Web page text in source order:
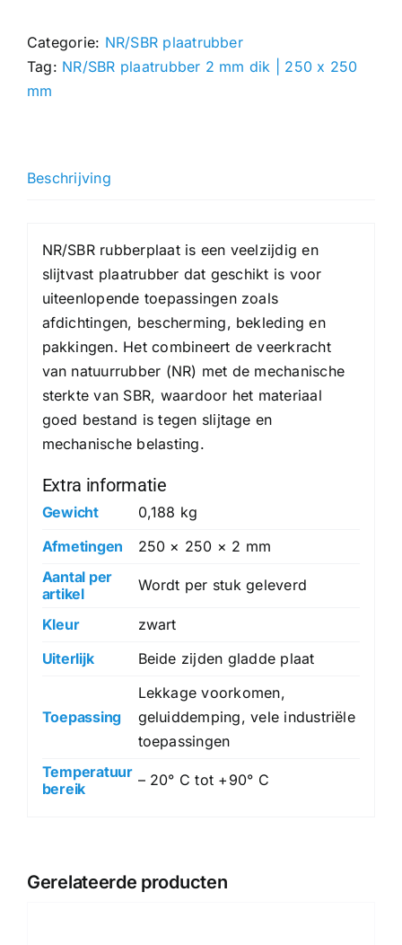
250
x
Categorie: NR/SBR plaatrubber
Tag: NR/SBR plaatrubber 2 mm dik | 250 x 250
mm
Beschrijving
NR/SBR rubberplaat is een veelzijdig en
slijtvast plaatrubber dat geschikt is voor
uiteenlopende toepassingen zoals
afdichtingen, bescherming, bekleding en
pakkingen. Het combineert de veerkracht
van natuurrubber (NR) met de mechanische
sterkte van SBR, waardoor het materiaal
goed bestand is tegen slijtage en
mechanische belasting.
Extra informatie
Gewicht
0,188 kg
Afmetingen
250 × 250 × 2 mm
Aantal per
artikel
Wordt per stuk geleverd
Kleur
zwart
Uiterlijk
Beide zijden gladde plaat
Toepassing
Lekkage voorkomen,
geluiddemping, vele industriële
toepassingen
Temperatuur
bereik
– 20° C tot +90° C
Gerelateerde producten